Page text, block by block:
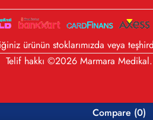
ürünün stoklarımızda veya
Telif hakkı ©2026 Marmara Medikal.
Compare (0)